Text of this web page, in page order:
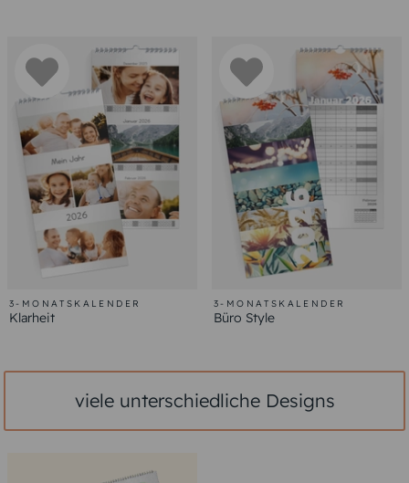
3-MONATSKALENDER
Klarheit
3-MONATSKALENDER
Büro Style
viele unterschiedliche Designs